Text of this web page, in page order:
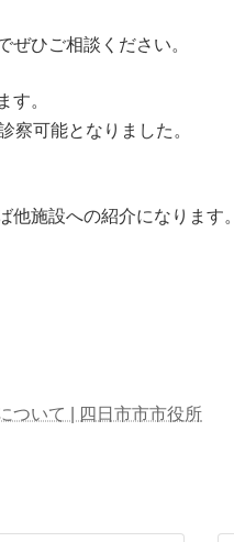
ぜひご相談ください。
す。
察可能となりました。
施設への紹介になります。
ついて | 四日市市市役所